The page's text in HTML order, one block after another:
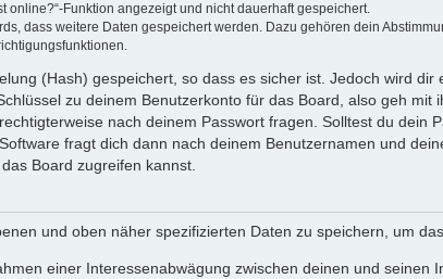
online?“-Funktion angezeigt und nicht dauerhaft gespeichert.
dass weitere Daten gespeichert werden. Dazu gehören dein
(Hash) gespeichert, so dass es sicher ist. Jedoch wird
zu deinem Benutzerkonto für das Board, also geh
nach deinem Passwort fragen. Solltest du dein
fragt dich dann nach deinem Benutzernamen und
Board zugreifen kannst.
und oben näher spezifizierten Daten zu speichern, um
einer Interessenabwägung zwischen deinen und